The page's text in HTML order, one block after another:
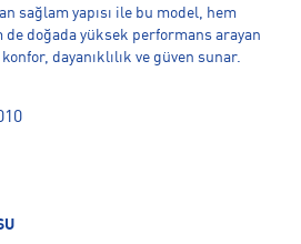
sağlam yapısı ile bu model, hem
doğada yüksek performans arayan
dayanıklılık ve güven sunar.